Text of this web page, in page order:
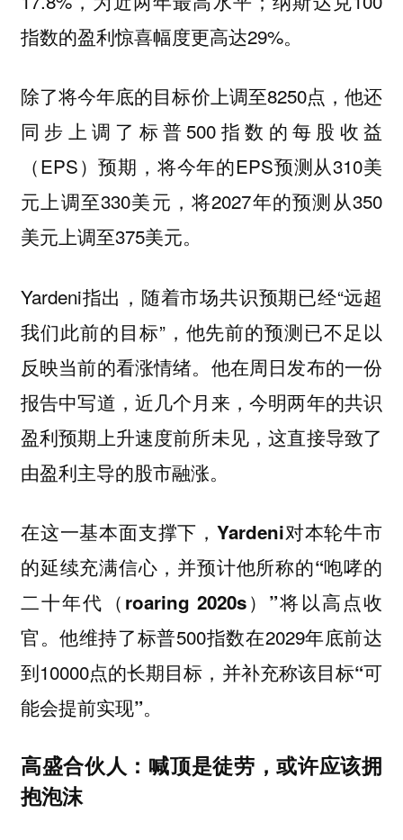
指数的盈利惊喜幅度更高达29%。
除了将今年底的目标价上调至8250点，他还
同步上调了标普500指数的每股收益
（EPS）预期，将今年的EPS预测从310美
元上调至330美元，将2027年的预测从350
美元上调至375美元。
Yardeni指出，随着市场共识预期已经“远超
我们此前的目标”，他先前的预测已不足以
反映当前的看涨情绪。他在周日发布的一份
报告中写道，近几个月来，今明两年的共识
盈利预期上升速度前所未见，这直接导致了
由盈利主导的股市融涨。
在这一基本面支撑下，Yardeni对本轮牛市
的延续充满信心，并预计他所称的“咆哮的
二十年代（roaring 2020s）”将以高点收
官。他维持了标普500指数在2029年底前达
到10000点的长期目标，并补充称该目标“可
能会提前实现”。
高盛合伙人：喊顶是徒劳，或许应该拥
抱泡沫